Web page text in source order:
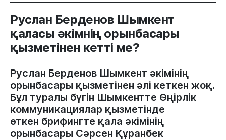
Руслан Берденов Шымкент
қаласы әкімнің орынбасары
қызметінен кетті ме?
Руслан Берденов Шымкент әкімінің
орынбасары қызметінен әлі кеткен жоқ.
Бұл туралы бүгін Шымкентте Өңірлік
коммуникациялар қызметінде
өткен брифингте қала әкімінің
орынбасары Сәрсен Құранбек